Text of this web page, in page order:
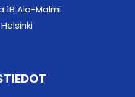
1B Ala-Malmi